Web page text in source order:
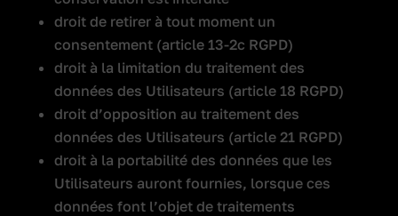
droit de retirer à tout moment un
consentement (article 13-2c RGPD)
droit à la limitation du traitement des
données des Utilisateurs (article 18 RGPD)
droit d’opposition au traitement des
données des Utilisateurs (article 21 RGPD)
droit à la portabilité des données que les
Utilisateurs auront fournies, lorsque ces
données font l’objet de traitements